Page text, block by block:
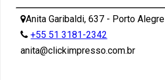
Anita Garibaldi, 637 - Porto Alegre
+55 51 3181-2342
anita@clickimpresso.com.br